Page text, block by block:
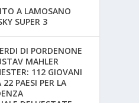
A LAMOSANO
SUPER 3
DI PORDENONE
MAHLER
112 GIOVANI
PAESI PER LA